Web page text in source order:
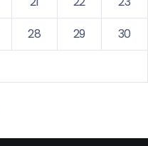
28 29
30